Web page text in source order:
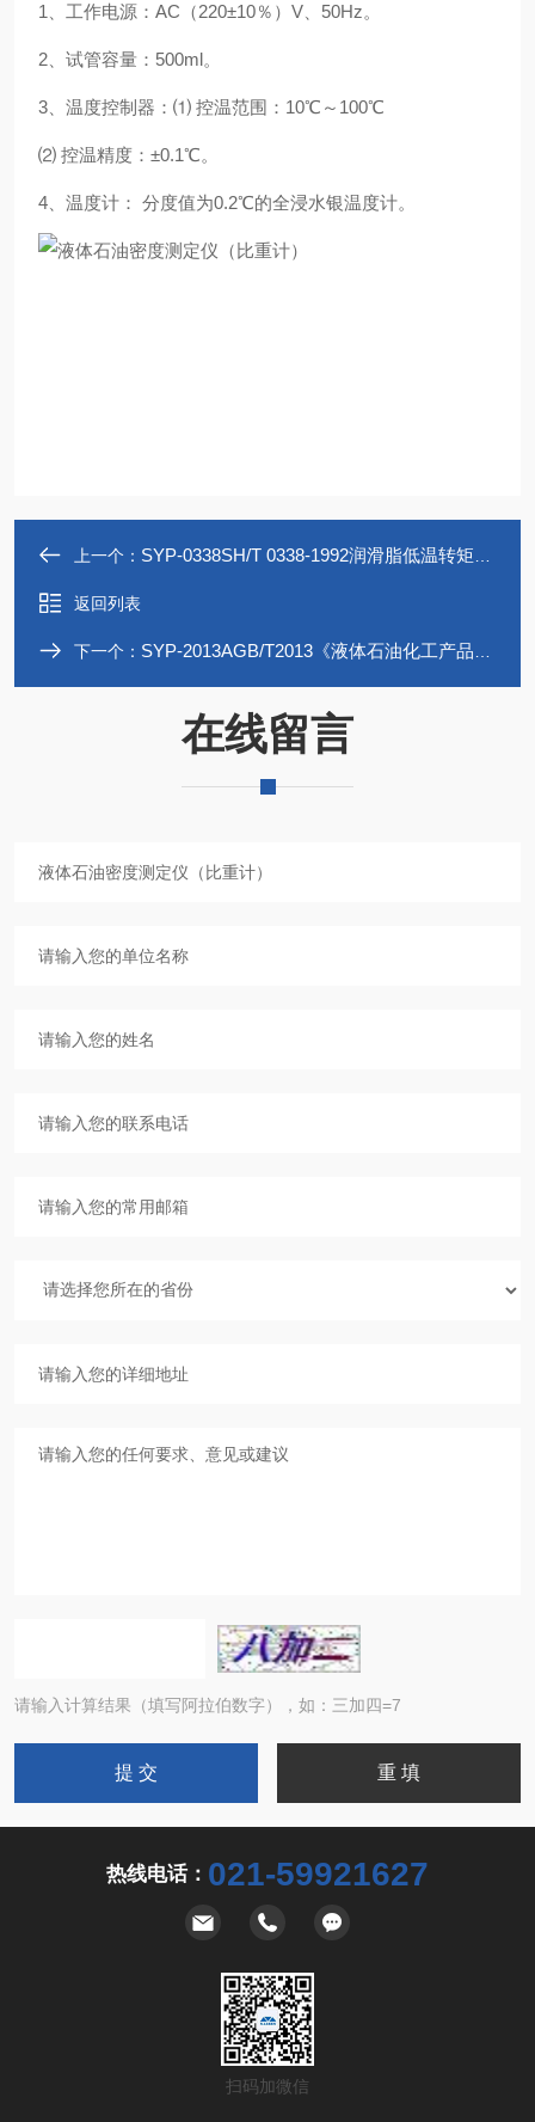
1、工作电源：AC（220±10％）V、50Hz。
2、试管容量：500ml。
3、温度控制器：⑴ 控温范围：10℃～100℃
⑵ 控温精度：±0.1℃。
4、温度计： 分度值为0.2℃的全浸水银温度计。
上一个： SYP-0338SH/T 0338-1992润滑脂低温转矩测定仪
返回列表
下一个： SYP-2013AGB/T2013《液体石油化工产品密度测定法》
在线留言
请输入计算结果（填写阿拉伯数字），如：三加四=7
热线电话： 021-59921627
扫码加微信